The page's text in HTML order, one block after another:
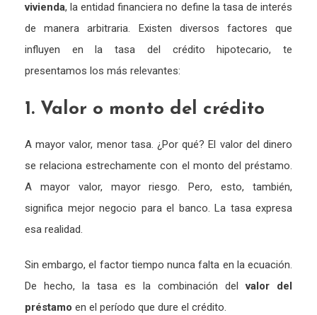
vivienda, la entidad financiera no define la tasa de interés
de manera arbitraria. Existen diversos factores que
influyen en la tasa del crédito hipotecario, te
presentamos los más relevantes:
1. Valor o monto del crédito
A mayor valor, menor tasa. ¿Por qué? El valor del dinero
se relaciona estrechamente con el monto del préstamo.
A mayor valor, mayor riesgo. Pero, esto, también,
significa mejor negocio para el banco. La tasa expresa
esa realidad.
Sin embargo, el factor tiempo nunca falta en la ecuación.
De hecho, la tasa es la combinación delvalor del
préstamo en el período que dure el crédito.